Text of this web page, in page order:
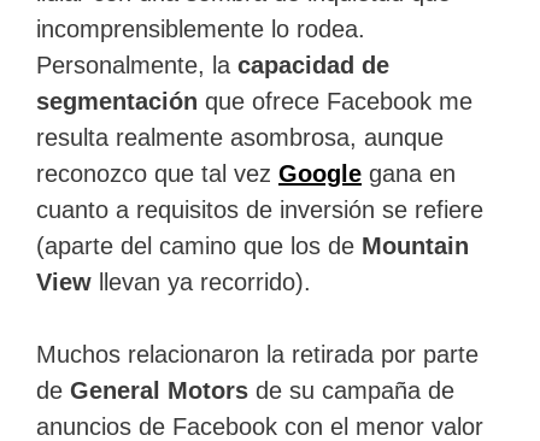
incomprensiblemente lo rodea.
Personalmente, la capacidad de
segmentación que ofrece Facebook me
resulta realmente asombrosa, aunque
reconozco que tal vez Google gana en
cuanto a requisitos de inversión se refiere
(aparte del camino que los de Mountain
View llevan ya recorrido).
Muchos relacionaron la retirada por parte
de General Motors de su campaña de
anuncios de Facebook con el menor valor